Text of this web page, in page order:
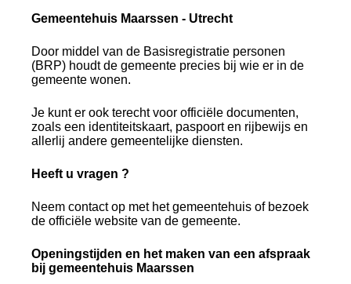
Gemeentehuis Maarssen - Utrecht
Door middel van de Basisregistratie personen
(BRP) houdt de gemeente precies bij wie er in de
gemeente wonen.
Je kunt er ook terecht voor officiële documenten,
zoals een identiteitskaart, paspoort en rijbewijs en
allerlij andere gemeentelijke diensten.
Heeft u vragen ?
Neem contact op met het gemeentehuis of bezoek
de officiële website van de gemeente.
Openingstijden en het maken van een afspraak
bij gemeentehuis Maarssen